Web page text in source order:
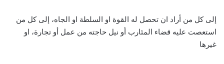
إلى كل من أراد ان تحصل له القوة او السلطة او الجاه، إلى كل من
استعصت عليه قضاء المئارب أو نيل حاجته من عمل أو تجارة، او
غيرها